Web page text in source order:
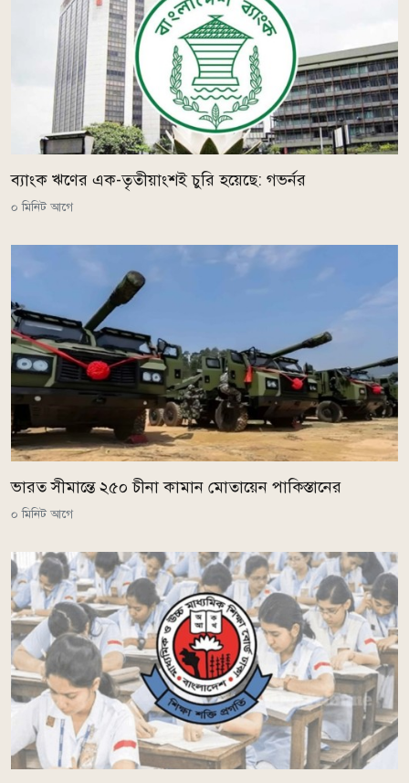
ব্যাংক ঋণের এক-তৃতীয়াংশই চুরি হয়েছে: গভর্নর
০ মিনিট আগে
ভারত সীমান্তে ২৫০ চীনা কামান মোতায়েন পাকিস্তানের
০ মিনিট আগে